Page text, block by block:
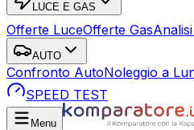
LUCE E GAS
Offerte LuceOfferte Gas
AUTO
Confronto AutoNoleggio a
SPEED TEST
Menu